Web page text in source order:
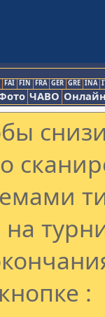
FAI FIN FRA GER GRE INA
ЧАВО
: